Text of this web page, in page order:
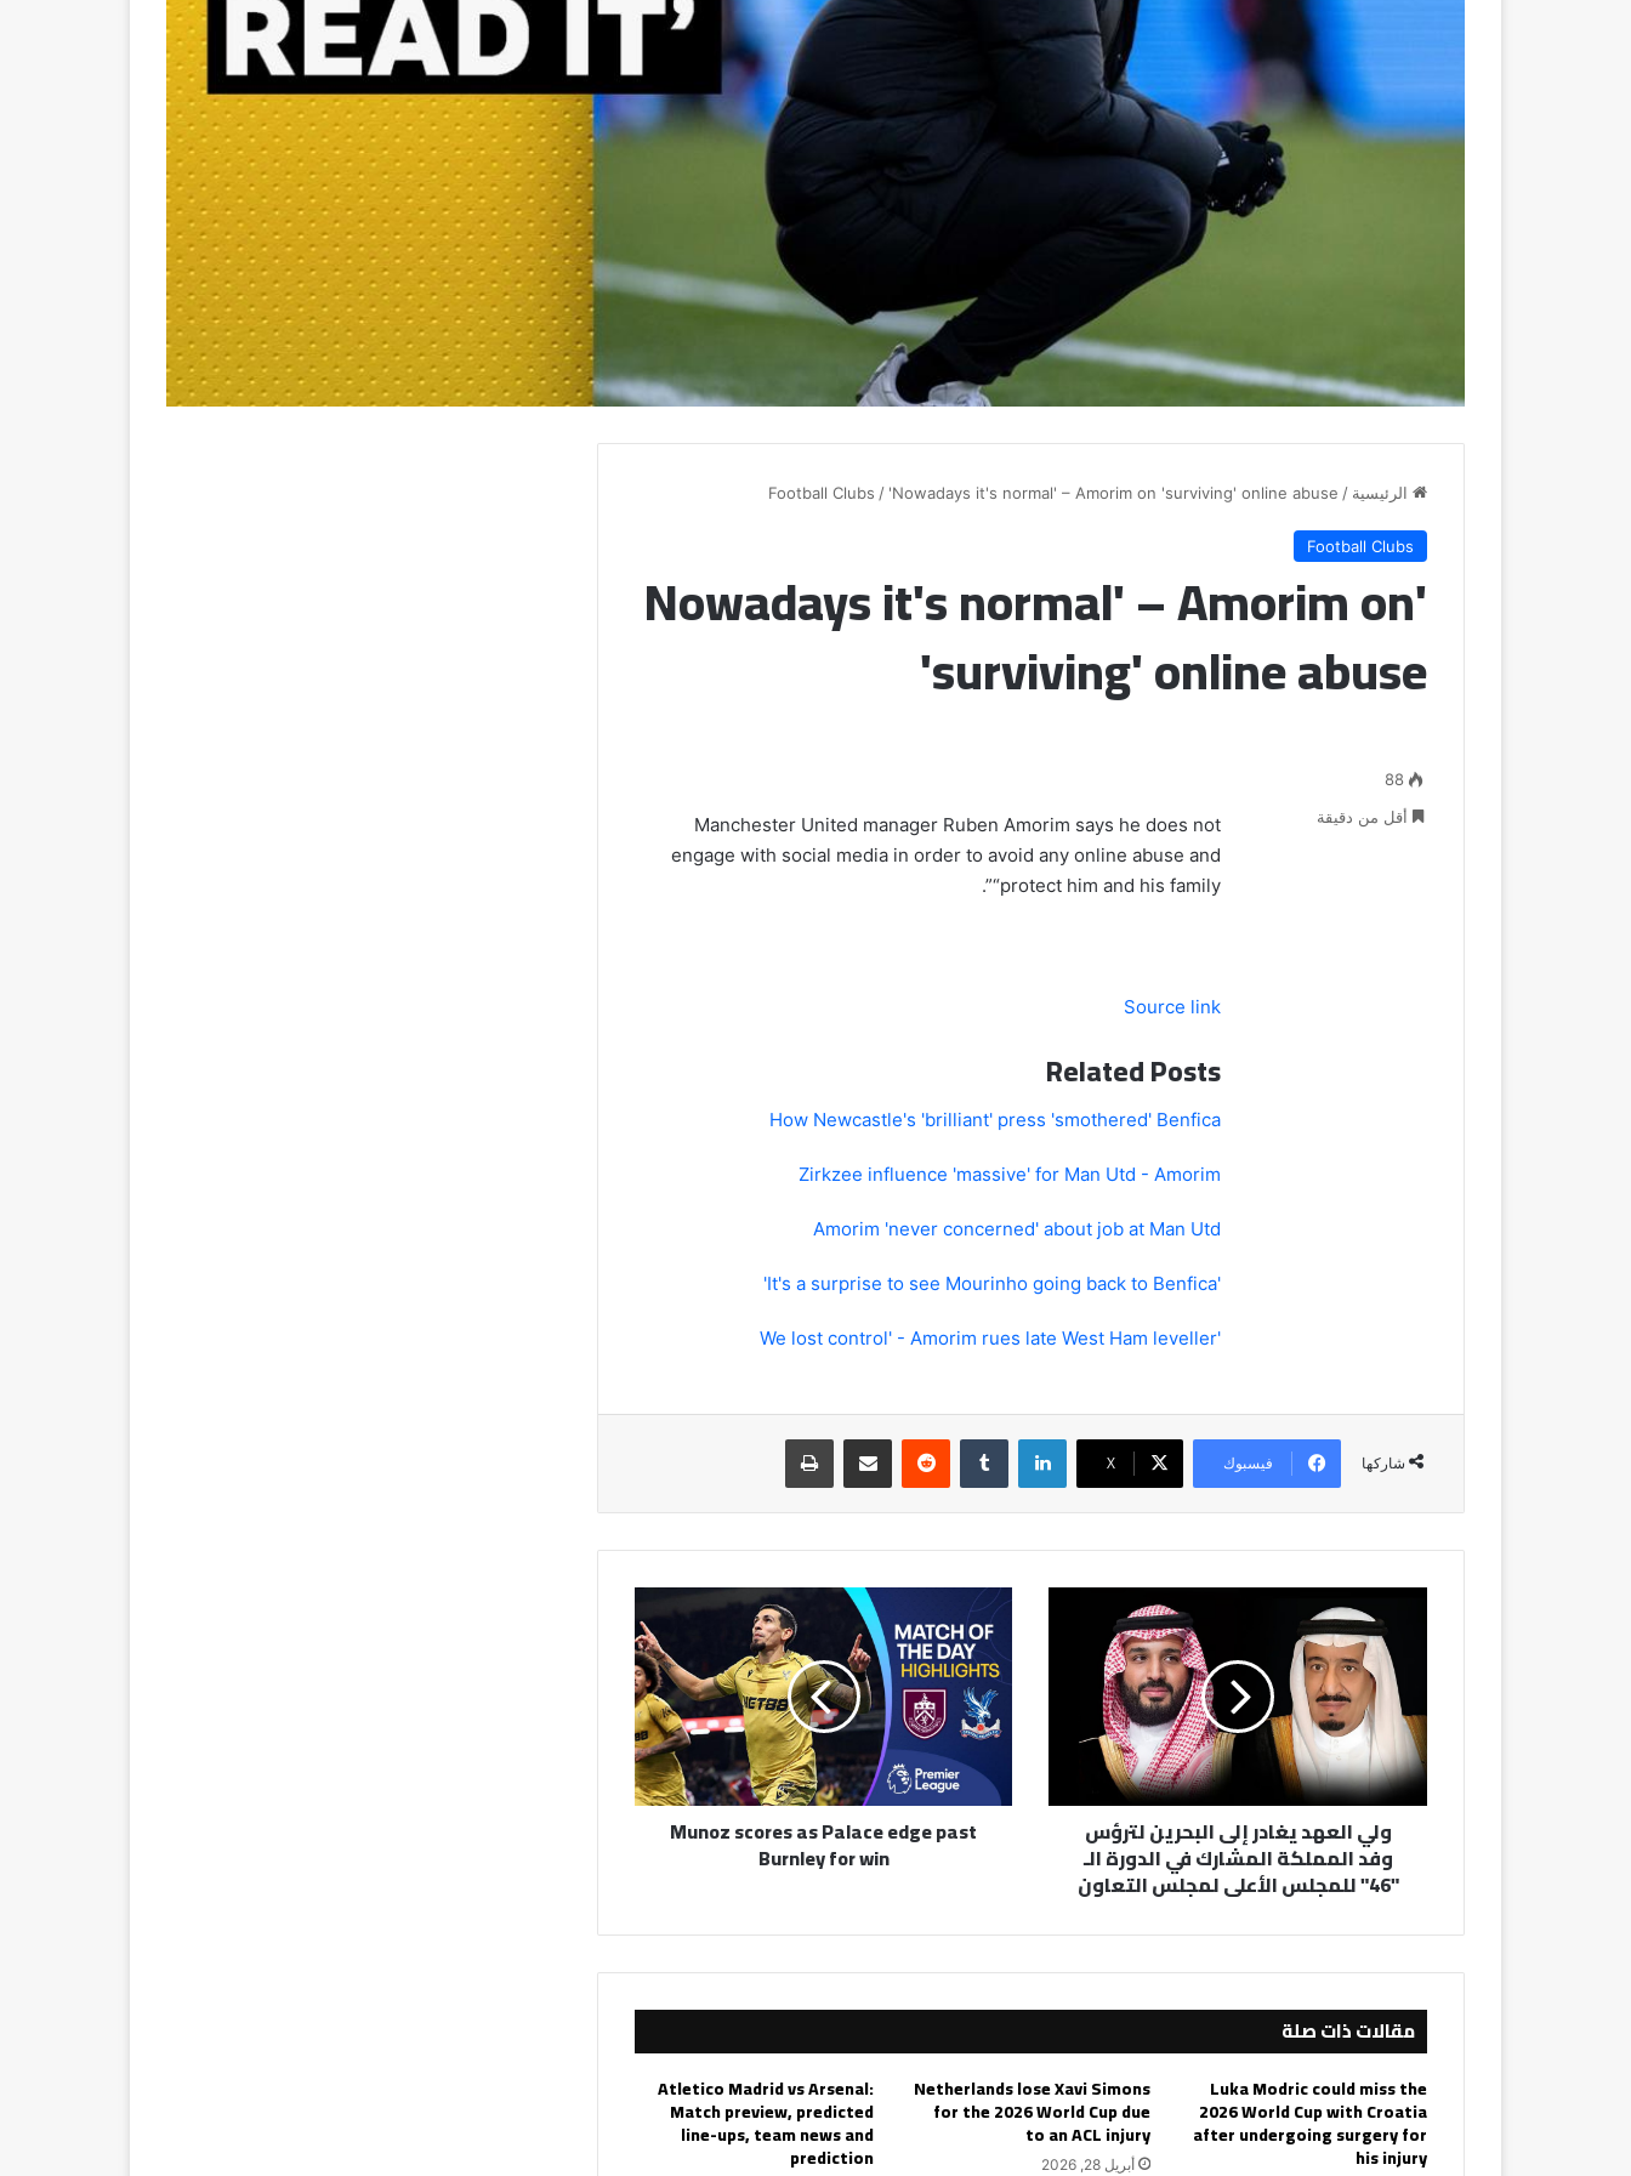
الرئيسية /
Football Clubs / 'Nowadays it's normal' – Amorim on 'surviving' online abuse
Football Clubs
'Nowadays it's normal' – Amorim on
'surviving' online abuse
Manchester United manager Ruben Amorim says he does not
engage with social media in order to avoid any online abuse and
“protect him and his family”.
Source link
Related Posts
How Newcastle's 'brilliant' press 'smothered' Benfica
Zirkzee influence 'massive' for Man Utd - Amorim
Amorim 'never concerned' about job at Man Utd
'It's a surprise to see Mourinho going back to Benfica'
'We lost control' - Amorim rues late West Ham leveller
88
أقل من دقيقة
شاركها فيسبوك ‫X
لينكدإن مشاركة عبر البريد طباعة
البحرين
لترؤس
وفد
المملكة
المشارك
الدورة
للمجلس
التعاون
ولي العهد يغادر إلى البحرين لترؤس
وفد المملكة المشارك في الدورة الـ
"46" للمجلس الأعلى لمجلس التعاون
Munoz
scores
as
Palace
edge
past
win
Munoz scores as Palace edge past
Burnley for win
مقالات ذات صلة
Luka Modric could miss the
2026 World Cup with Croatia
after undergoing surgery for
his injury
Netherlands lose Xavi Simons
for the 2026 World Cup due
to an ACL injury
أبريل 28, 2026
Atletico Madrid vs Arsenal:
Match preview, predicted
line-ups, team news and
prediction